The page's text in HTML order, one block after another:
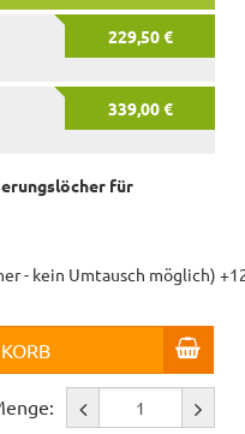
229,50 €
339,00 €
für
- kein Umtausch möglich)